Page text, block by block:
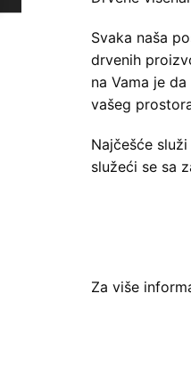
Svaka naša
drvenih
na Vama je
vašeg
Najčešće
služeći se sa
Za više